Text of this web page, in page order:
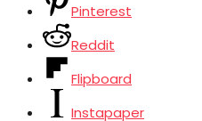
Pinterest
Reddit
Flipboard
Instapaper